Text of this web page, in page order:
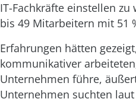
IT-Fachkräfte einstellen
bis 49 Mitarbeitern mit 51
Erfahrungen hätten
kommunikativer
Unternehmen führe,
Unternehmen suchten